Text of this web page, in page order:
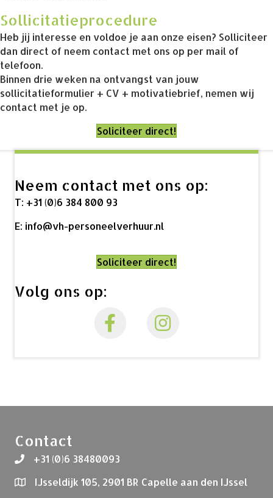
Sollicitatieprocedure
Heb jij interesse en voldoe je aan onze eisen? Solliciteer
dan direct of neem contact met ons op per mail of
telefoon.
Binnen drie weken na ontvangst van jouw
sollicitatieformulier + CV + motivatiebrief, nemen wij
contact met je op.
Soliciteer direct!
Neem contact met ons op:
T: +31 (0)6 384 800 93
E: info@vh-personeelverhuur.nl
Soliciteer direct!
Volg ons op:
Contact
+31 (0)6 38480093
IJsseldijk 105, 2901 BR Capelle aan den IJssel